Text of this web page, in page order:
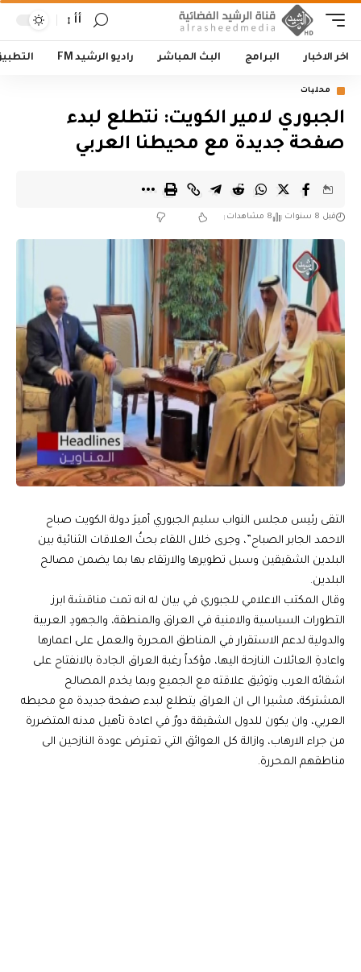
أأ
اخر الاخبار البرامج البث المباشر راديو الرشيد FM
محليات
الجبوري لامير الكويت: نتطلع لبدء
صفحة جديدة مع محيطنا العربي
قبل 8 سنوات 8 مشاهدات
التقى رئيس مجلس النواب سليم الجبوري أميرَ دولة الكويت صباح
الاحمد الجابر الصباح”، وجرى خلال اللقاء بحثُ العلاقات الثنائية بين
البلدين الشقيقين وسبل تطويرها والارتقاء بها بما يضمن مصالح
البلدين.
وقال المكتب الاعلامي للجبوري في بيان له انه تمت مناقشة ابرز
التطورات السياسية والامنية في العراق والمنطقة، والجهودِ العربية
والدولية لدعم الاستقرار في المناطق المحررة والعمل على اعمارها
واعادةِ العائلات النازحة اليها، مؤكداً رغبة العراق الجادة بالانفتاح على
اشقائه العرب وتوثيق علاقته مع الجميع وبما يخدم المصالح
المشتركة، مشيرا الى ان العراق يتطلع لبدء صفحة جديدة مع محيطه
العربي، وان يكون للدول الشقيقة دورٌ في اعادة تأهيل مدنه المتضررة
من جراء الارهاب، وازالة كل العوائق التي تعترض عودة النازحين الى
مناطقهم المحررة.